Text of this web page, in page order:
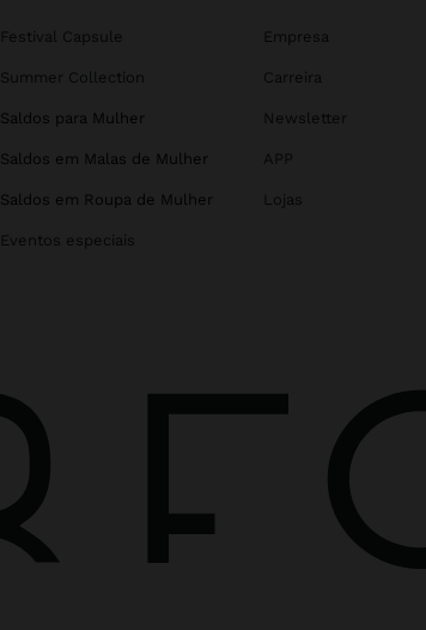
Festival Capsule
Summer Collection
Saldos para Mulher
Saldos em Malas de Mulher
Saldos em Roupa de Mulher
Eventos especiais
Empresa
Carreira
Newsletter
APP
Lojas